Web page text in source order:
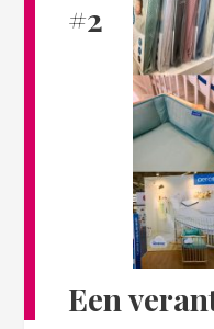
#2
Een